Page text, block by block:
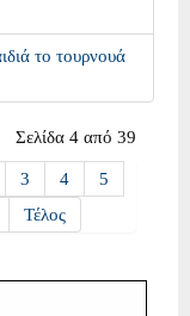
το τουρνουά
Σελίδα 4 από 39
3 4
5
Τέλος